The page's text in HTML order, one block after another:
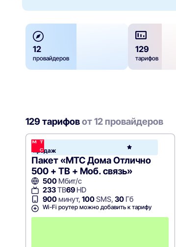
12
провайдеров
129
тарифов
129 тарифовот 12 провайдеров
Хит
продаж
Пакет «МТС Дома Отлично
500 + ТВ + Моб. связь»
500Мбит/с
233ТВ69HD
900минут, 100SMS, 30Гб
Wi-Fi роутер можно добавить к тарифу